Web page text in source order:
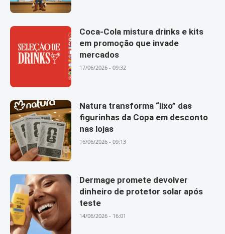
Coca-Cola mistura drinks e kits
em promoção que invade
mercados
17/06/2026 - 09:32
Natura transforma “lixo” das
figurinhas da Copa em desconto
nas lojas
16/06/2026 - 09:13
Dermage promete devolver
dinheiro de protetor solar após
teste
14/06/2026 - 16:01